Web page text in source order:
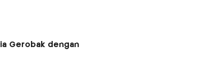
Gerobak dengan